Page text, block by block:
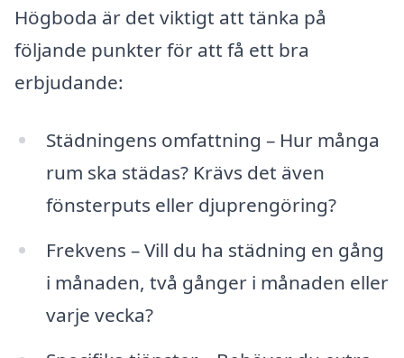
Högboda är det viktigt att tänka på
följande punkter för att få ett bra
erbjudande:
Städningens omfattning – Hur många
rum ska städas? Krävs det även
fönsterputs eller djuprengöring?
Frekvens – Vill du ha städning en gång
i månaden, två gånger i månaden eller
varje vecka?